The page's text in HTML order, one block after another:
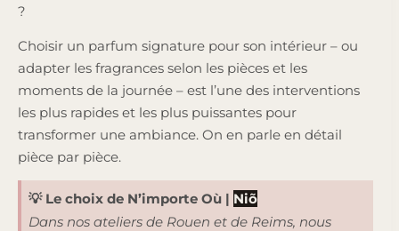
?
Choisir un parfum signature pour son intérieur – ou
adapter les fragrances selon les pièces et les
moments de la journée – est l’une des interventions
les plus rapides et les plus puissantes pour
transformer une ambiance. On en parle en détail
pièce par pièce.
💡 Le choix de N’importe Où | Niõ
Dans nos ateliers de Rouen et de Reims, nous